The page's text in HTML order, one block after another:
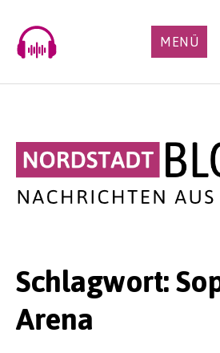
content
MENÜ
Schlagwort:
Arena